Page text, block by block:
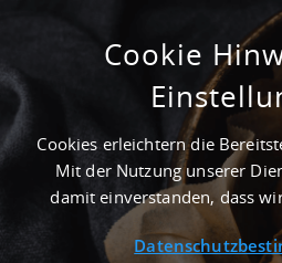
DOWNLOADS
Startseite Downloads
Cookie
Cookies erleichtern die
Mit der Nutzung unserer
damit einverstanden, dass